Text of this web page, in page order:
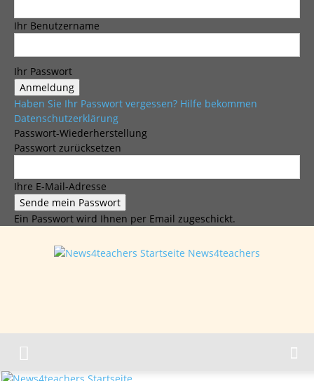
Ihr Benutzername
Ihr Passwort
Haben Sie Ihr Passwort vergessen? Hilfe bekommen
Datenschutzerklärung
Passwort-Wiederherstellung
Passwort zurücksetzen
Ihre E-Mail-Adresse
Ein Passwort wird Ihnen per Email zugeschickt.
News4teachers